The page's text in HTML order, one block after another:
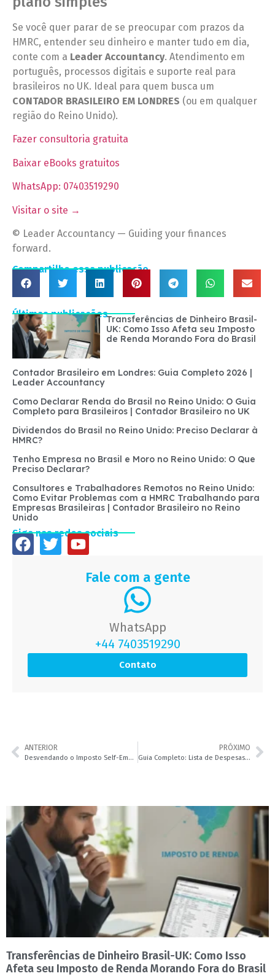
Se você quer parar de se preocupar com prazos da
HMRC, entender seu dinheiro e manter tudo em dia,
conte com a Leader Accountancy. Atendimento em
português, processos digitais e suporte real para
brasileiros no UK. Ideal para quem busca um
CONTADOR BRASILEIRO EM LONDRES (ou em qualquer
região do Reino Unido).
Fazer consultoria gratuita
Baixar eBooks gratuitos
WhatsApp: 07403519290
Visitar o site →
© Leader Accountancy — Guiding your finances
forward.
Compartilhe essa publicação
Últimas publicaçõesTransferências de Dinheiro Brasil-
UK: Como Isso Afeta seu Imposto
de Renda Morando Fora do Brasil
Contador Brasileiro em Londres: Guia Completo 2026 |
Leader Accountancy
Como Declarar Renda do Brasil no Reino Unido: O Guia
Completo para Brasileiros | Contador Brasileiro no UK
Dividendos do Brasil no Reino Unido: Preciso Declarar à
HMRC?
Tenho Empresa no Brasil e Moro no Reino Unido: O Que
Preciso Declarar?
Consultores e Trabalhadores Remotos no Reino Unido:
Como Evitar Problemas com a HMRC Trabalhando para
Empresas Brasileiras | Contador Brasileiro no Reino
Unido
Siga nas redes sociais
Fale com a gente
WhatsApp
+44 7403519290
Contato
ANTERIOR
Desvendando o Imposto Self-Employed UK: Guia Essencial para Autônomos Brasileiros
PRÓXIMO
Guia Completo: Lista de Despesas Dedutíveis Self-Employed UK para Maximizar sua Economia
Transferências de Dinheiro Brasil-UK: Como Isso
Afeta seu Imposto de Renda Morando Fora do Brasil